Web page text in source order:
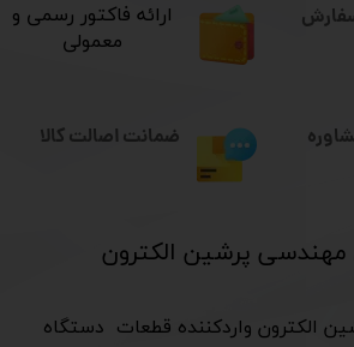
مهندسی پرشین الکترون​​​​​​​
الکترون واردکننده قطعات دستگاه
​ارائه فاکتور رسمی و
معمولی
ضمانت اصالت کالا